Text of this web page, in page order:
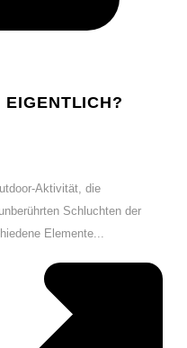
EIGENTLICH?
Aktivität, die
Schluchten der
Elemente...